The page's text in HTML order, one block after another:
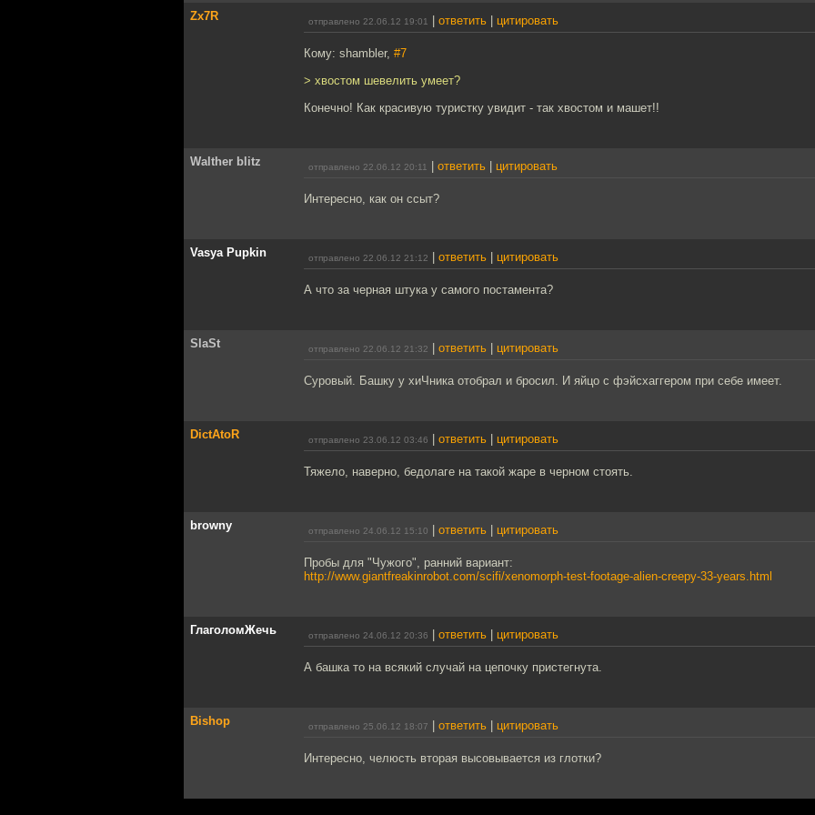
Zx7R отправлено 22.06.12 19:01 ответить цитировать
Кому: shambler, #7
> хвостом шевелить умеет?
Конечно! Как красивую туристку увидит - так хвостом и машет!!
Walther blitz отправлено 22.06.12 20:11 ответить цитировать
Интересно, как он ссыт?
Vasya Pupkin отправлено 22.06.12 21:12 ответить цитировать
А что за черная штука у самого постамента?
SlaSt отправлено 22.06.12 21:32 ответить цитировать
Суровый. Башку у хиЧника отобрал и бросил. И яйцо с фэйсхаггером при себе имеет.
DictAtoR отправлено 23.06.12 03:46 ответить цитировать
Тяжело, наверно, бедолаге на такой жаре в черном стоять.
browny отправлено 24.06.12 15:10 ответить цитировать
Пробы для "Чужого", ранний вариант:
http://www.giantfreakinrobot.com/scifi/xenomorph-test-footage-alien-creepy-33-years.html
ГлаголомЖечь отправлено 24.06.12 20:36 ответить цитировать
А башка то на всякий случай на цепочку пристегнута.
Bishop отправлено 25.06.12 18:07 ответить цитировать
Интересно, челюсть вторая высовывается из глотки?